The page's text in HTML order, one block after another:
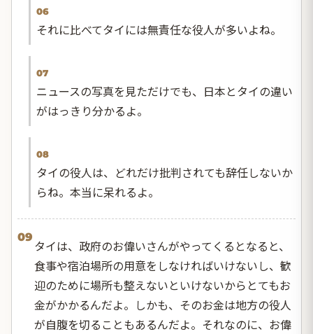
06
それに比べてタイには無責任な役人が多いよね。
07
ニュースの写真を見ただけでも、日本とタイの違い
がはっきり分かるよ。
08
タイの役人は、どれだけ批判されても辞任しないか
らね。本当に呆れるよ。
09
タイは、政府のお偉いさんがやってくるとなると、
食事や宿泊場所の用意をしなければいけないし、歓
迎のために場所も整えないといけないからとてもお
金がかかるんだよ。しかも、そのお金は地方の役人
が自腹を切ることもあるんだよ。それなのに、お偉